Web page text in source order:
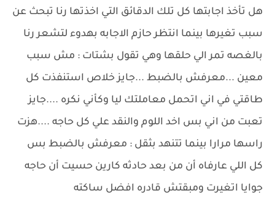
هل تأخذ اجابتها كل تلك الدقائق التي اخذتها رنا تبحث عن
سبب تغيرها بينما انتظر حازم الاجابه بهدوء لتشعر رنا
بالغصه تمر الي حلقها وهي تقول بشتات : مش سبب
معين ...معرفش بالضبط ...جايز خلاص استنفذت كل
طاقتي في اني اتحمل معاملتك ليا وكأني نكره ....جايز
تعبت من اني بس اخد اللوم والنقد علي كل حاجه ....هزت
راسها مرارا بينما تتنهد بثقل : معرفش بالضبط بس
كل اللي عارفاه أن من بعد حادثه كارين حسيت أن حاجه
جوايا اتغيرت ومبقتش قادره افضل ساكته